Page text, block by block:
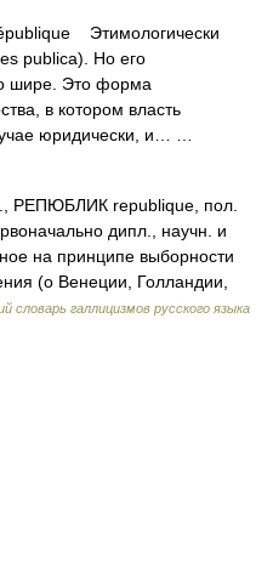
Этимологически
publica). Но его
шире. Это форма
в котором власть
юридически, и… …
republique, пол.
дипл., научн. и
на принципе выборности
(о Венеции, Голландии,
словарь галлицизмов русского языка